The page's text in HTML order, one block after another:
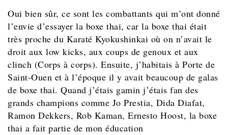
Oui bien sûr, ce sont les combattants qui m’ont donné
l’envie d’essayer la boxe thai, car la boxe thai était
très proche du Karaté Kyokushinkai où on n’avait le
droit aux low kicks, aux coups de genoux et aux
clinch (Corps à corps). Ensuite, j’habitais à Porte de
Saint-Ouen et à l’époque il y avait beaucoup de galas
de boxe thai. Quand j’étais gamin j’étais fan des
grands champions comme Jo Prestia, Dida Diafat,
Ramon Dekkers, Rob Kaman, Ernesto Hoost, la boxe
thai a fait partie de mon éducation